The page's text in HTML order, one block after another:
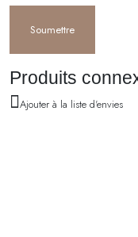
Produits
Ajouter à la liste d'envies